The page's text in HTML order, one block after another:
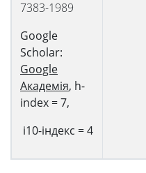
7383-1989
Google
Scholar:
Google
Академія, h-
index = 7,
i10-індекс = 4